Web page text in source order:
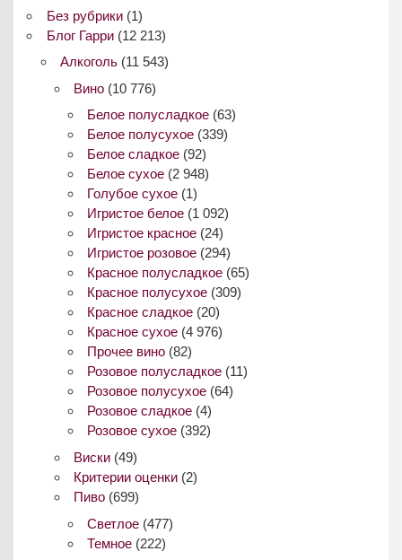
Без рубрики(1)
Блог Гарри(12 213)
Алкоголь(11 543)
Вино(10 776)
Белое полусладкое (63)
Белое полусухое (339)
Белое сладкое (92)
Белое сухое (2 948)
Голубое сухое (1)
Игристое белое (1 092)
Игристое красное (24)
Игристое розовое (294)
Красное полусладкое (65)
Красное полусухое (309)
Красное сладкое (20)
Красное сухое (4 976)
Прочее вино (82)
Розовое полусладкое (11)
Розовое полусухое (64)
Розовое сладкое (4)
Розовое сухое (392)
Виски(49)
Критерии оценки(2)
Пиво(699)
Светлое (477)
Темное (222)